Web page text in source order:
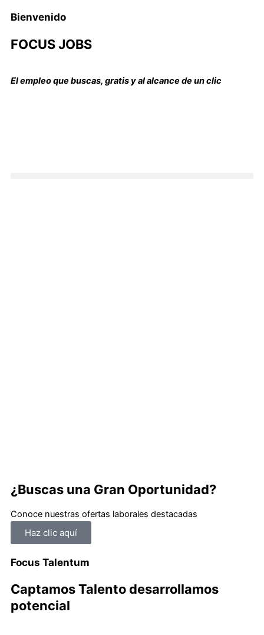
Bienvenido
FOCUS JOBS
El empleo que buscas, gratis y al alcance de un clic
¿Buscas una Gran Oportunidad?
Conoce nuestras ofertas laborales destacadas
Haz clic aquí
Focus Talentum
Captamos Talento desarrollamos
potencial